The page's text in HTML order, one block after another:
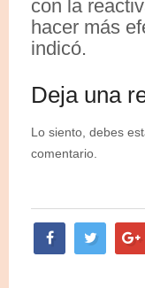
con la
hacer más
indicó.
Deja una
Lo siento, debes
comentario.